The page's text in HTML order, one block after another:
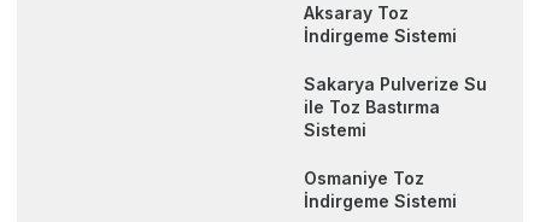
Aksaray Toz
İndirgeme Sistemi
Sakarya Pulverize Su
ile Toz Bastırma
Sistemi
Osmaniye Toz
İndirgeme Sistemi